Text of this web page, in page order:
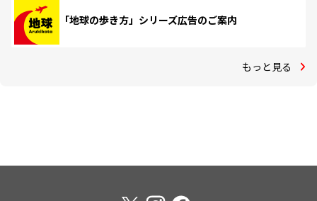
「地球の歩き方」シリーズ広告のご案内
もっと見る